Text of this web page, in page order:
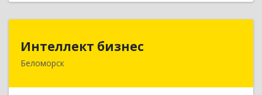
Интеллект бизнес
Беломорск